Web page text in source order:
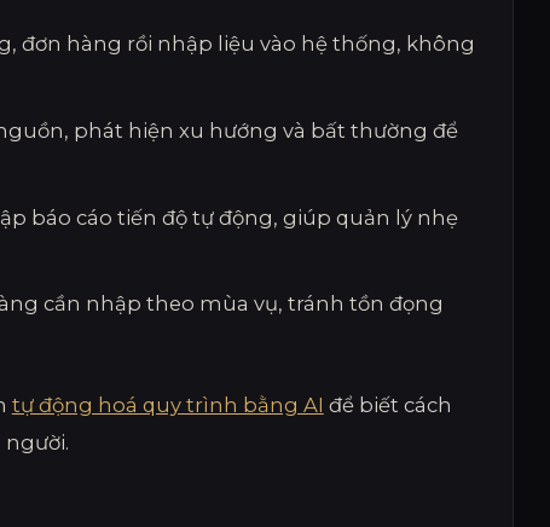
đơn hàng rồi nhập liệu vào hệ thống, không
phát hiện xu hướng và bất thường để
báo cáo tiến độ tự động, giúp quản lý nhẹ
cần nhập theo mùa vụ, tránh tồn đọng
tự động hoá quy trình bằng AI để biết cách